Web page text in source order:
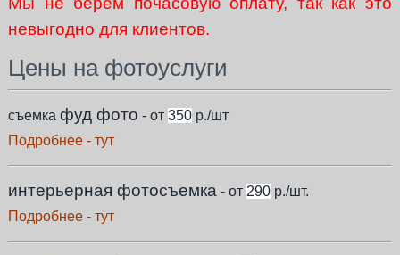
невыгодно для клиентов.
Цены на фотоуслуги
съемкафуд фото - от350 р./шт
Подробнее - тут
интерьерная фотосъемка - от 290 р./шт.
Подробнее - тут